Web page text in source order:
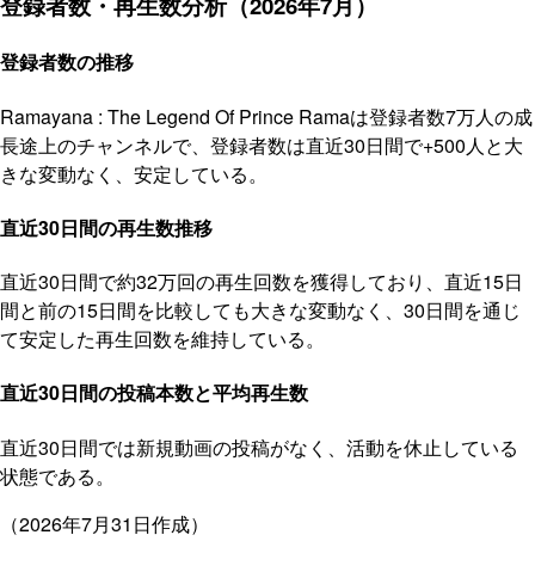
登録者数の推移
Ramayana : The Legend Of Prince Ramaは登録者数7万人の成
長途上のチャンネルで、登録者数は直近30日間で+500人と大
きな変動なく、安定している。
直近30日間の再生数推移
直近30日間で約32万回の再生回数を獲得しており、直近15日
間と前の15日間を比較しても大きな変動なく、30日間を通じ
て安定した再生回数を維持している。
直近30日間の投稿本数と平均再生数
直近30日間では新規動画の投稿がなく、活動を休止している
状態である。
（2026年7月31日作成）